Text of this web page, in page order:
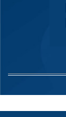
1
8